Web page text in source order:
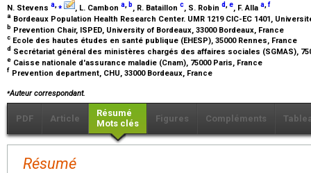
N. Stevens a,⁎ , L. Cambon a, b, R. Bataillon c, S. Robin d,e, F. Alla a,f
a Bordeaux Population Health Research Center. UMR 1219 CIC-EC 1401,
b Prevention Chair, ISPED, University of Bordeaux, 33000 Bordeaux, France
c Ecole des hautes études en santé publique (EHESP), 35000 Rennes, France
d Secrétariat général des ministères chargés des affaires sociales (SGMAS),
e Caisse nationale d'assurance maladie (Cnam), 75000 Paris, France
f Prevention department, CHU, 33000 Bordeaux, France
⁎Auteur correspondant.
PDF Article
Résumé
Mots clés
Figures Compléments
Résumé